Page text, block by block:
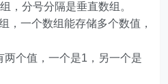
，分号分隔是垂直数组。
，一个数组能存储多个数值，
个值，一个是1，另一个是